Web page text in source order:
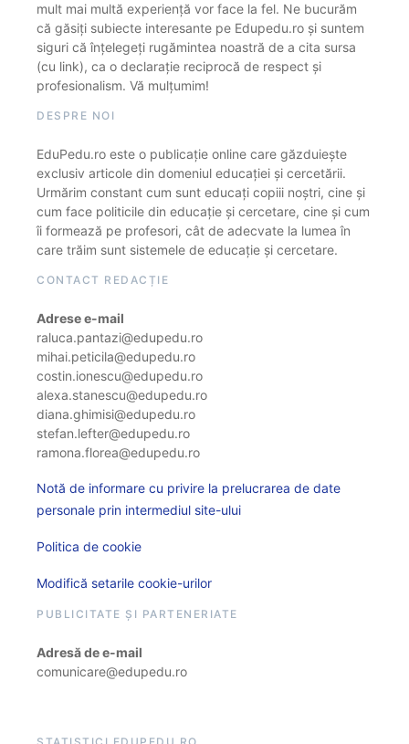
mult mai multă experiență vor face la fel. Ne bucurăm
că găsiți subiecte interesante pe Edupedu.ro și suntem
siguri că înțelegeți rugămintea noastră de a cita sursa
(cu link), ca o declarație reciprocă de respect și
profesionalism. Vă mulțumim!
DESPRE NOI
EduPedu.ro este o publicație online care găzduiește
exclusiv articole din domeniul educației și cercetării.
Urmărim constant cum sunt educați copiii noștri, cine și
cum face politicile din educație și cercetare, cine și cum
îi formează pe profesori, cât de adecvate la lumea în
care trăim sunt sistemele de educație și cercetare.
CONTACT REDACȚIE
Adrese e-mail
raluca.pantazi@edupedu.ro
mihai.peticila@edupedu.ro
costin.ionescu@edupedu.ro
alexa.stanescu@edupedu.ro
diana.ghimisi@edupedu.ro
stefan.lefter@edupedu.ro
ramona.florea@edupedu.ro
Notă de informare cu privire la prelucrarea de date
personale prin intermediul site-ului
Politica de cookie
Modifică setarile cookie-urilor
PUBLICITATE ȘI PARTENERIATE
Adresă de e-mail
comunicare@edupedu.ro